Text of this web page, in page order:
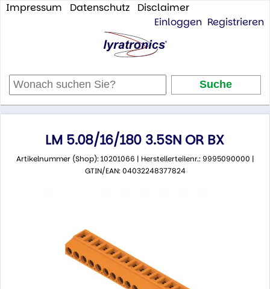
Impressum Datenschutz
Disclaimer
Einloggen Registrieren
LM 5.08/16/180 3.5SN OR BX
Artikelnummer (Shop): 10201066 | Herstellerteilenr.: 9995090000 |
GTIN/EAN: 04032248377824